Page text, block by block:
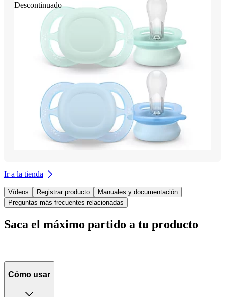
Descontinuado
Ir a la tienda
Vídeos Registrar producto
Manuales y documentación
Preguntas más frecuentes relacionadas
Saca el máximo partido a tu producto
Cómo usar